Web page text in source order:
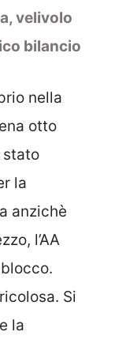
velivolo
bilancio
nella
otto
stato
la
anzichè
l’AA
Si
la